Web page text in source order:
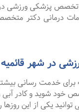
پزشکی ورزشی در
درمانی دکتر
در شهر قائمیه
رسانی بیشتر و
خود شوید و کادر
یکی از این روزها